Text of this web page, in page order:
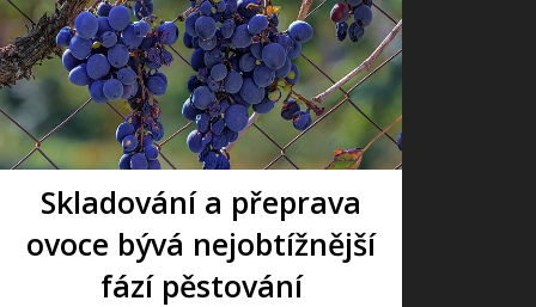
Skladování a přeprava
ovoce bývá nejobtížnější
fází pěstování